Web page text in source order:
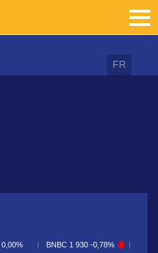
FR
0,00% BNBC 1 930 -0,78%